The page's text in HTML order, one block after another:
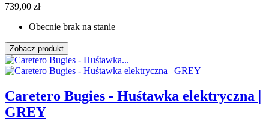
739,00 zł
Obecnie brak na stanie
Zobacz produkt
Caretero Bugies - Huśtawka elektryczna |
GREY